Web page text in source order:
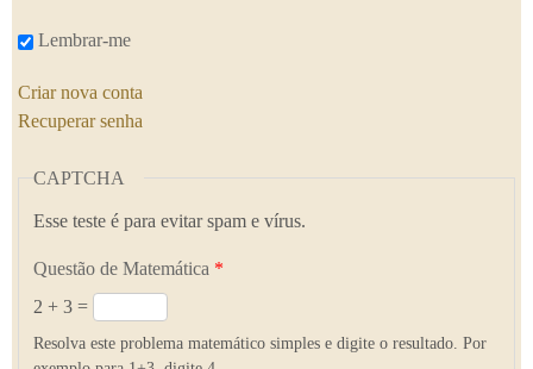
Lembrar-me
Criar nova conta
Recuperar senha
CAPTCHA
Esse teste é para evitar spam e vírus.
Questão de Matemática *
2 + 3 =
Resolva este problema matemático simples e digite o resultado. Por